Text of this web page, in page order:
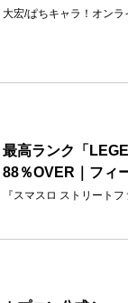
大宏/ぱちキャラ！オンラ
最高ランク「
88％OVER｜フィ
『スマスロ ストリートフ